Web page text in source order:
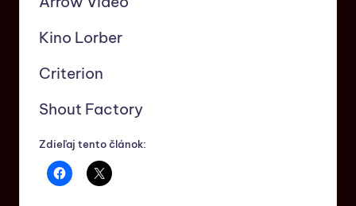
Kino Lorber
Criterion
Shout Factory
Zdieľaj tento článok: